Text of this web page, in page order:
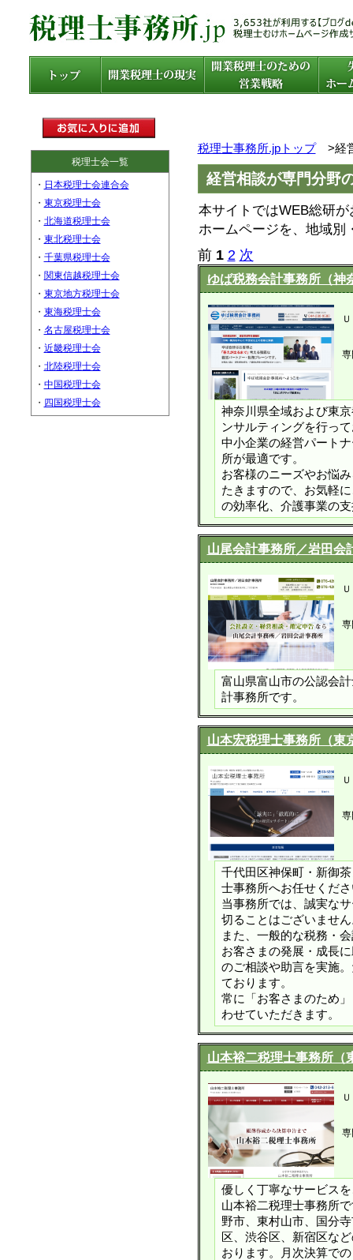
税理士事務所.jpトップ>経
経営相談が専門分野
本サイトではWEB総研
ホームページを、地域別
前 1 2 次
ゆば税務会計事務所（神
専
神奈川県全域および東
ンサルティングを行っ
中小企業の経営パート
所が最適です。
お客様のニーズやお悩
たきますので、お気軽
の効率化、介護事業の
山尾会計事務所／岩田会
専
富山県富山市の公認会
計事務所です。
山本宏税理士事務所（東
専
千代田区神保町・新御
士事務所へお任せくだ
当事務所では、誠実な
切ることはございませ
また、一般的な税務・
お客さまの発展・成長
のご相談や助言を実施
ております。
常に「お客さまのため
わせていただきます。
山本裕二税理士事務所（
専
優しく丁寧なサービス
山本裕二税理士事務所
野市、東村山市、国分
区、渋谷区、新宿区な
おります。月次決算で
税理士会一覧
・ 日本税理士会連合会
・ 東京税理士会
・ 北海道税理士会
・ 東北税理士会
・ 千葉県税理士会
・ 関東信越税理士会
・ 東京地方税理士会
・ 東海税理士会
・ 名古屋税理士会
・ 近畿税理士会
・ 北陸税理士会
・ 中国税理士会
・ 四国税理士会